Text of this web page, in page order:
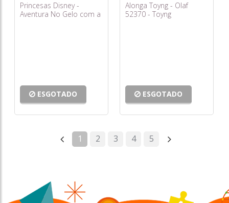
Princesas Disney -
Aventura No Gelo com a
ESGOTADO
Alonga Toyng - Olaf
52370 - Toyng
ESGOTADO
1 2 3 4 5